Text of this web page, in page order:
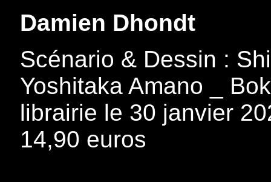
Damien Dhondt
Scénario & Dessin :
Yoshitaka Amano _
librairie le 30 janvier
14,90 euros